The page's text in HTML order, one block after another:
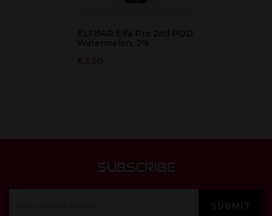
ELFBAR Elfa Pro 2ml POD
Watermelon. 2%
€ 3.50
SUBSCRIBE